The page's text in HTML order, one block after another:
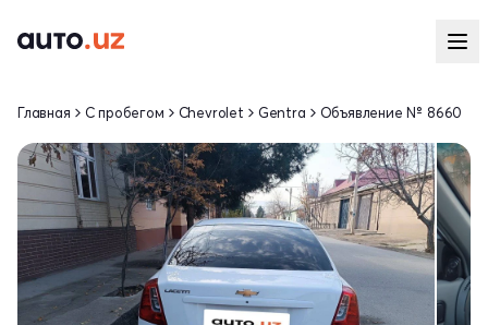
Главная С пробегом Chevrolet Gentra Объявление № 8660